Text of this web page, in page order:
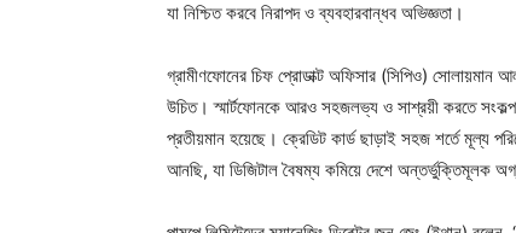
যা নিশ্চিত করবে নিরাপদ ও ব্যবহারবান্ধব অভিজ্ঞতা।
গ্রামীণফোনের চিফ প্রোডাক্ট অফিসার (সিপিও) সোলায়মান
উচিত। স্মার্টফোনকে আরও সহজলভ্য ও সাশ্রয়ী করতে
প্রতীয়মান হয়েছে। ক্রেডিট কার্ড ছাড়াই সহজ শর্তে মূল্য
আনছি, যা ডিজিটাল বৈষম্য কমিয়ে দেশে অন্তর্ভুক্তিমূলক